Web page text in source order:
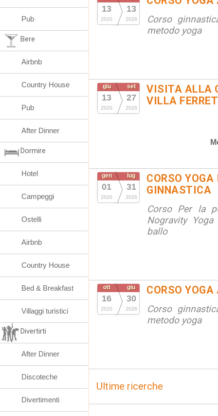
13
2025
13
2026
Corso
metodo yoga
giu
13
2026
set
27
2026
VISITA ALLA
VILLA
gen
01
2026
lug
31
2026
CORSO
GINNASTICA
Corso Per la
Nogravity
ballo
ott
16
2025
giu
30
2026
CORSO
Corso
metodo yoga
Ultime ricerche
Pub
Bere
Airbnb
Country House
Pub
After Dinner
Dormire
Hotel
Campeggi
Ostelli
Airbnb
Country House
Bed & Breakfast
Villaggi turistici
Divertirti
After Dinner
Discoteche
Divertimenti